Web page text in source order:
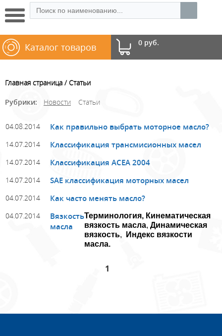
0 руб.
Каталог товаров
Главная страница Статьи
Рубрики: Новости Статьи
04.08.2014 Как правильно выбрать моторное масло?
14.07.2014 Классификация трансмисионных масел
14.07.2014 Классификация ACЕA 2004
14.07.2014 SAE классификация моторных масел
04.07.2014 Как часто менять масло?
04.07.2014
Вязкость
масла
Терминология, Кинематическая
вязкость масла, Динамическая
вязкость,
Индекс вязкости
масла.
1